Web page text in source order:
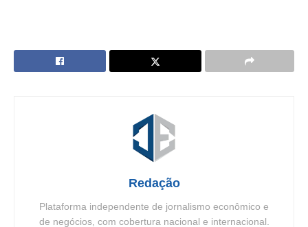
Redação
Plataforma independente de jornalismo econômico e
de negócios, com cobertura nacional e internacional.